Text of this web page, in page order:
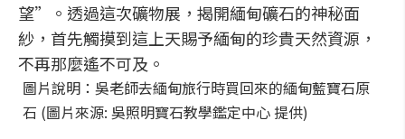
望”。透過這次礦物展，揭開緬甸礦石的神秘面
紗，首先觸摸到這上天賜予緬甸的珍貴天然資源，
不再那麼遙不可及。
圖片說明：吳老師去緬甸旅行時買回來的緬甸藍寶石原
石 (圖片來源: 吳照明寶石教學鑑定中心 提供)